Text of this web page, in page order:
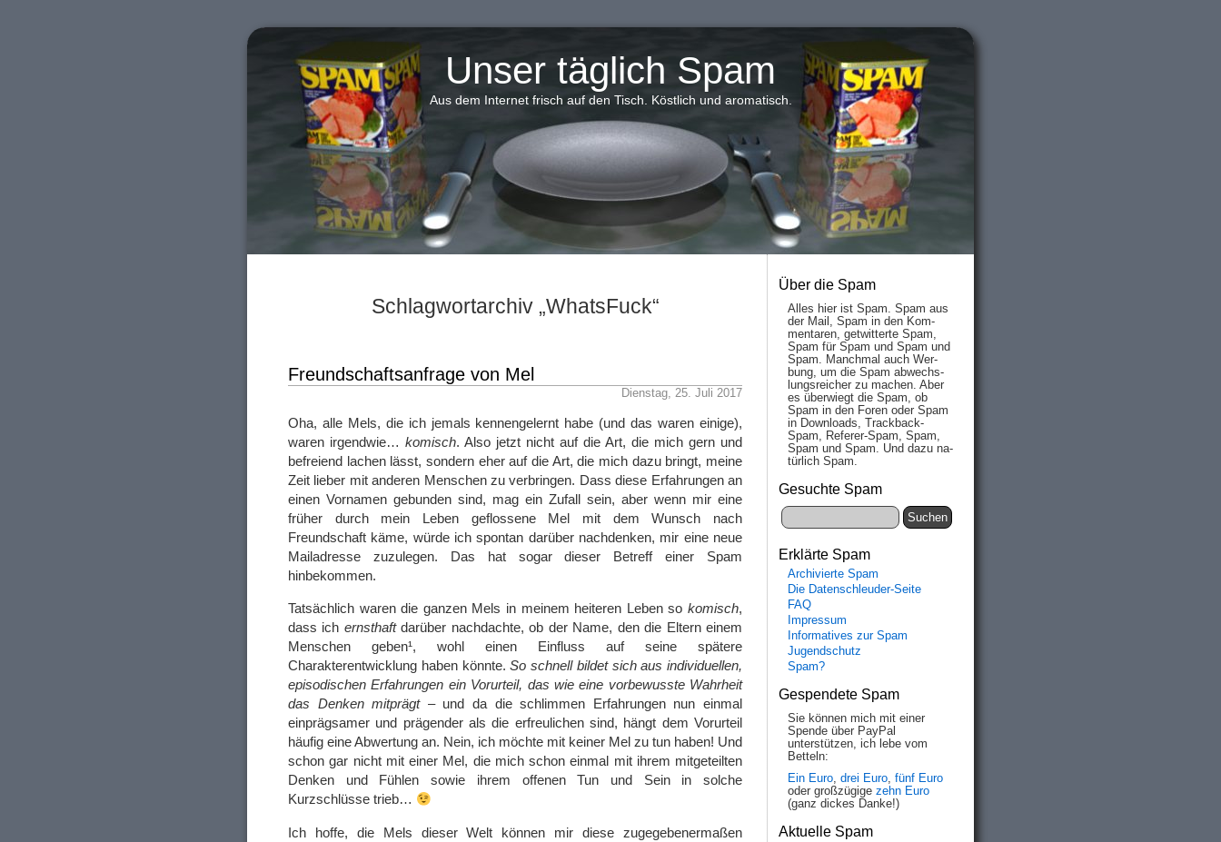
Unser täglich Spam
Aus dem Internet frisch auf den Tisch. Köstlich und aromatisch.
Schlagwortarchiv „WhatsFuck“
Freundschaftsanfrage von Mel
Dienstag, 25. Juli 2017
Oha, alle Mels, die ich jemals kennengelernt habe (und das waren einige),
waren irgendwie… komisch. Also jetzt nicht auf die Art, die mich gern und
befreiend lachen lässt, sondern eher auf die Art, die mich dazu bringt, meine
Zeit lieber mit anderen Menschen zu verbringen. Dass diese Erfahrungen an
einen Vornamen gebunden sind, mag ein Zufall sein, aber wenn mir eine
früher durch mein Leben geflossene Mel mit dem Wunsch nach
Freundschaft käme, würde ich spontan darüber nachdenken, mir eine neue
Mailadresse zuzulegen. Das hat sogar dieser Betreff einer Spam
hinbekommen.
Tatsächlich waren die ganzen Mels in meinem heiteren Leben so komisch,
dass ich ernsthaftdarüber nachdachte, ob der Name, den die Eltern einem
Menschen geben¹, wohl einen Einfluss auf seine spätere
Charakterentwicklung haben könnte.So schnell bildet sich aus individuellen,
episodischen Erfahrungen ein Vorurteil, das wie eine vorbewusste Wahrheit
das Denken mitprägt– und da die schlimmen Erfahrungen nun einmal
einprägsamer und prägender als die erfreulichen sind, hängt dem Vorurteil
häufig eine Abwertung an. Nein, ich möchte mit keiner Mel zu tun haben! Und
schon gar nicht mit einer Mel, die mich schon einmal mit ihrem mitgeteilten
Denken und Fühlen sowie ihrem offenen Tun und Sein in solche
Kurzschlüsse trieb…
Ich hoffe, die Mels dieser Welt können mir diese zugegebenermaßen
Über die Spam
Alles hier ist Spam. Spam aus
der Mail, Spam in den Kom­
men­taren, ge­twit­ter­te Spam,
Spam für Spam und Spam und
Spam. Manch­mal auch Wer­
bung, um die Spam ab­wechs­
lungs­reich­er zu mach­en. Aber
es über­wiegt die Spam, ob
Spam in den Fo­ren oder Spam
in Down­loads, Track­back-
Spam, Re­fe­rer-Spam, Spam,
Spam und Spam. Und da­zu na­
tür­lich Spam.
Gesuchte Spam
Erklärte Spam
Archivierte Spam
Die Datenschleuder-Seite
FAQ
Impressum
Informatives zur Spam
Jugendschutz
Spam?
Gespendete Spam
Sie können mich mit einer
Spende über PayPal
unterstützen, ich lebe vom
Betteln:
Ein Euro, drei Euro, fünf Euro
oder großzügige zehn Euro
(ganz dickes Danke!)
Aktuelle Spam